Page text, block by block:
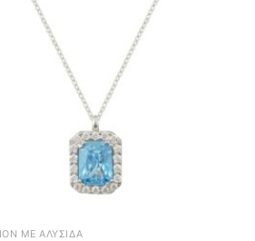
ΜΕ ΑΛΥΣΊΔΑ